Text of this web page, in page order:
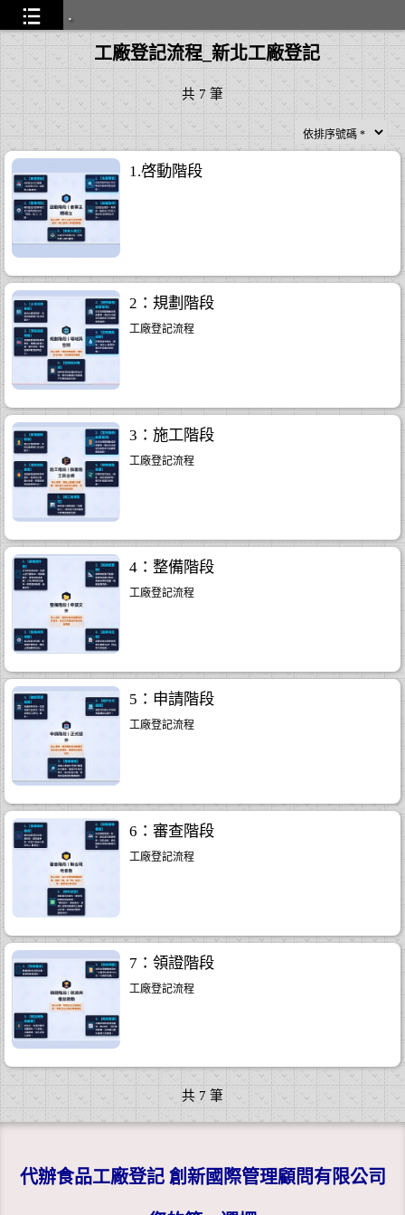
.
...26
工廠登記流程_新北工廠登記
共 7 筆
1.啓動階段
2：規劃階段
工廠登記流程
3：施工階段
工廠登記流程
4：整備階段
工廠登記流程
5：申請階段
工廠登記流程
6：審查階段
工廠登記流程
7：領證階段
工廠登記流程
共 7 筆
代辦食品工廠登記 創新國際管理顧問有限公司